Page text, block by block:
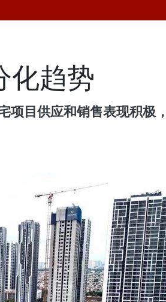
化趋势
项目供应和销售表现积极